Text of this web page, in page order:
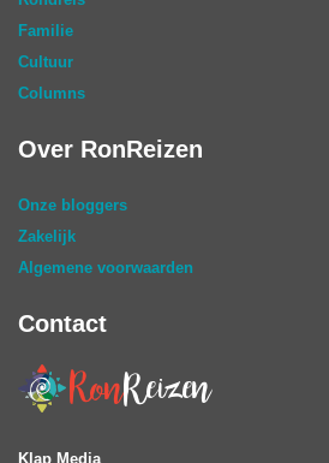
Familie
Cultuur
Columns
Over RonReizen
Onze bloggers
Zakelijk
Algemene voorwaarden
Contact
Klap Media